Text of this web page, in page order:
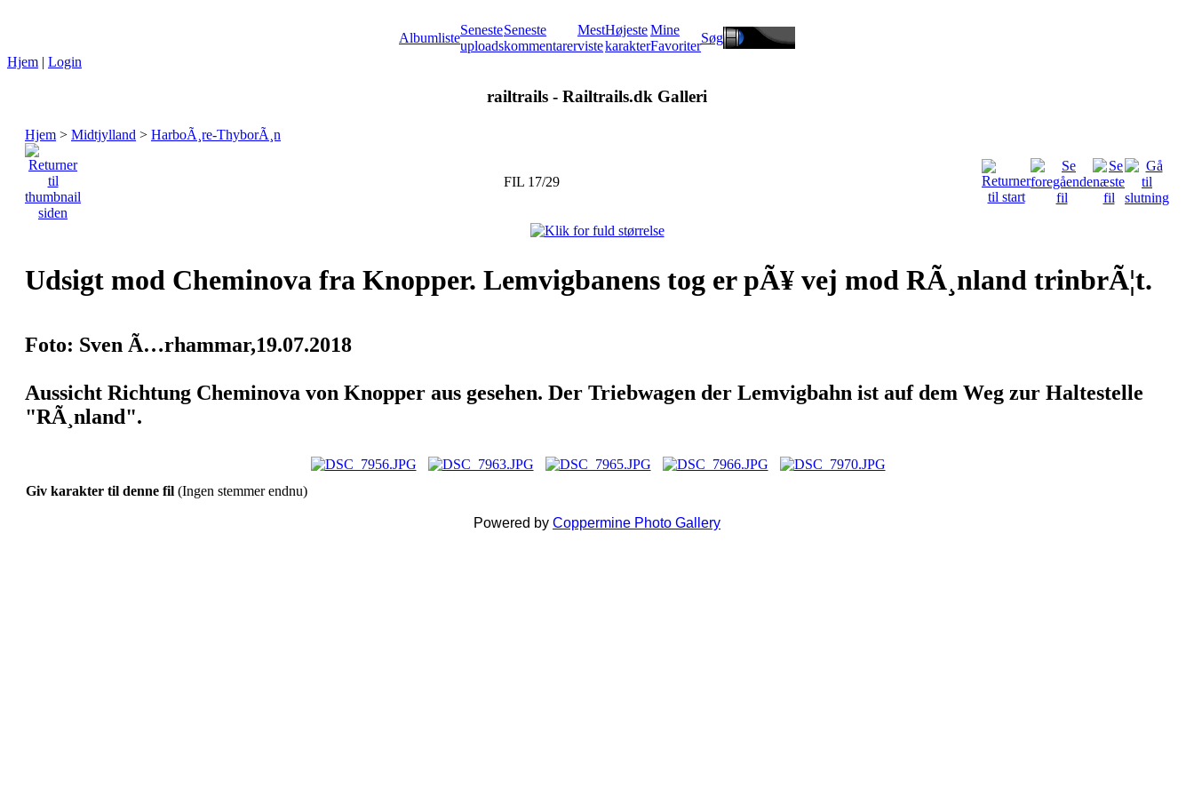
Albumliste
Seneste
uploads
Seneste
kommentarer
Mest
viste
Højeste
karakter
Mine
Favoriter
Søg
Hjem | Login
railtrails - Railtrails.dk Galleri
Hjem > Midtjylland > HarboÃ¸re-ThyborÃ¸n
FIL 17/29
Udsigt mod Cheminova fra Knopper. Lemvigbanens tog er pÃ¥ vej mod RÃ¸nland trinbrÃ¦t.
Foto: Sven Ã…rhammar,19.07.2018
Aussicht Richtung Cheminova von Knopper aus gesehen. Der Triebwagen der Lemvigbahn ist auf dem Weg zur Haltestelle
"RÃ¸nland".
Giv karakter til denne fil (Ingen stemmer endnu)
Powered by Coppermine Photo Gallery